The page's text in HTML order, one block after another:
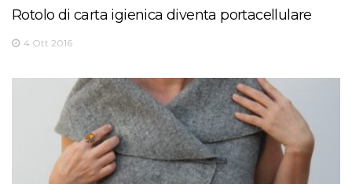
Rotolo di carta igienica diventa portacellulare
4 Ott 2016